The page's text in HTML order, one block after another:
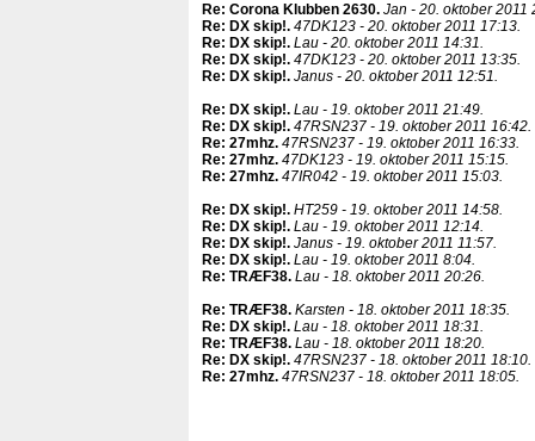
Re: Corona Klubben 2630. Jan - 20. oktober 2011
Re: DX skip!. 47DK123 - 20. oktober 2011 17:13.
Re: DX skip!. Lau - 20. oktober 2011 14:31.
Re: DX skip!. 47DK123 - 20. oktober 2011 13:35.
Re: DX skip!. Janus - 20. oktober 2011 12:51.
Re: DX skip!. Lau - 19. oktober 2011 21:49.
Re: DX skip!. 47RSN237 - 19. oktober 2011 16:42.
Re: 27mhz. 47RSN237 - 19. oktober 2011 16:33.
Re: 27mhz. 47DK123 - 19. oktober 2011 15:15.
Re: 27mhz. 47IR042 - 19. oktober 2011 15:03.
Re: DX skip!. HT259 - 19. oktober 2011 14:58.
Re: DX skip!. Lau - 19. oktober 2011 12:14.
Re: DX skip!. Janus - 19. oktober 2011 11:57.
Re: DX skip!. Lau - 19. oktober 2011 8:04.
Re: TRÆF38. Lau - 18. oktober 2011 20:26.
Re: TRÆF38. Karsten - 18. oktober 2011 18:35.
Re: DX skip!. Lau - 18. oktober 2011 18:31.
Re: TRÆF38. Lau - 18. oktober 2011 18:20.
Re: DX skip!. 47RSN237 - 18. oktober 2011 18:10.
Re: 27mhz. 47RSN237 - 18. oktober 2011 18:05.